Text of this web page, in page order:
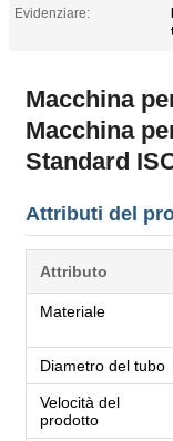
Evidenziare:
Macchina
Macchina
Standard
Attributi del
Attributo
Materiale
Diametro del tubo
Velocità del
prodotto